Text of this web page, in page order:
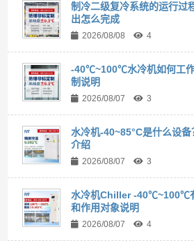
制冷二级复冷系统的运行过
出怎么完成
2026/08/08 4
-40℃~100℃水冷机如何工
制说明
2026/08/07 3
水冷机-40~85°C是什么设
介绍
2026/08/07 3
水冷机Chiller -40℃~100℃
和作用对象说明
2026/08/07 4